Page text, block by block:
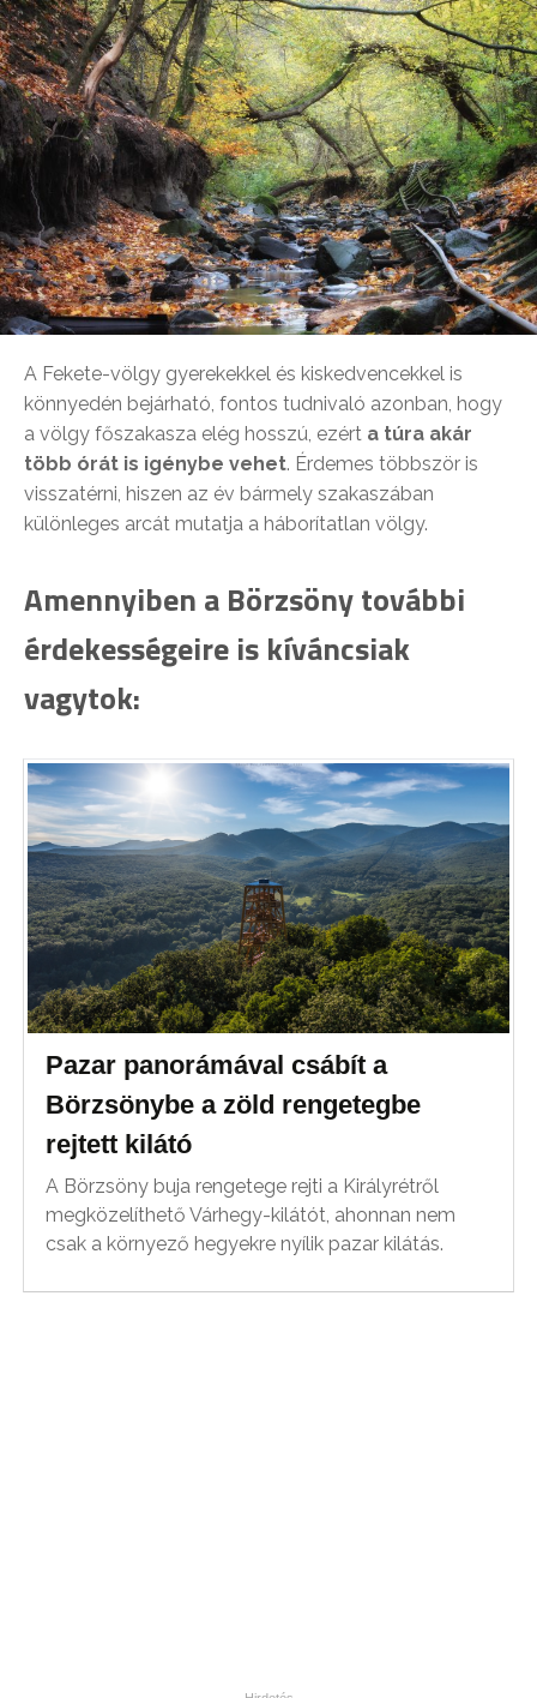
A Fekete-völgy gyerekekkel és kiskedvencekkel is
könnyedén bejárható, fontos tudnivaló azonban, hogy
a völgy főszakasza elég hosszú, ezért a túra akár
több órát is igénybe vehet. Érdemes többször is
visszatérni, hiszen az év bármely szakaszában
különleges arcát mutatja a háborítatlan völgy.
Amennyiben a Börzsöny további
érdekességeire is kíváncsiak
vagytok:
Pazar panorámával csábít a
Börzsönybe a zöld rengetegbe
rejtett kilátó
A Börzsöny buja rengetege rejti a Királyrétről
megközelíthető Várhegy-kilátót, ahonnan nem
csak a környező hegyekre nyílik pazar kilátás.